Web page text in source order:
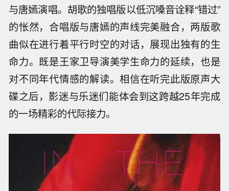
与唐嫣演唱。胡歌的独唱版以低沉嗓音诠释“错过”
的怅然，合唱版与唐嫣的声线完美融合，两版歌
曲似在进行着平行时空的对话，展现出独有的生
命力。既是王家卫导演美学生命力的延续，也是
对不同年代情感的解读。相信在听完此版原声大
碟之后，影迷与乐迷们能体会到这跨越25年完成
的一场精彩的代际接力。